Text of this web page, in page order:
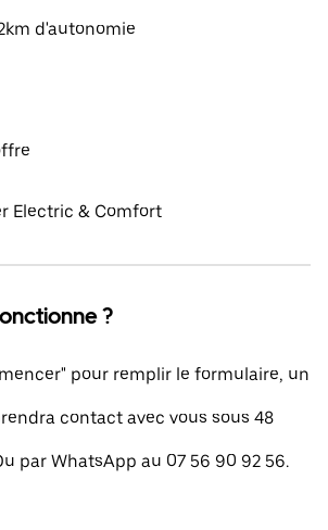
d'autonomie
Electric & Comfort
?
pour remplir le formulaire, un
contact avec vous sous 48
par WhatsApp au 07 56 90 92 56.